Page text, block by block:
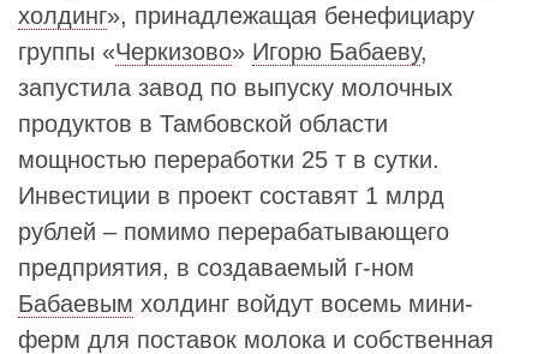
холдинг», принадлежащая бенефициару
группы «Черкизово» Игорю Бабаеву,
запустила завод по выпуску молочных
продуктов в Тамбовской области
мощностью переработки 25 т в сутки.
Инвестиции в проект составят 1 млрд
рублей – помимо перерабатывающего
предприятия, в создаваемый г-ном
Бабаевым холдинг войдут восемь мини-
ферм для поставок молока и собственная